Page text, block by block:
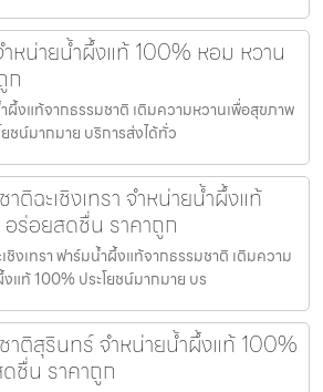
หน่ายน้ำผึ้งแท้ 100% หอม หวาน
ก
ผึ้งแท้จากธรรมชาติ เติมความหวานเพื่อสุขภาพ
ชน์มากมาย บริการส่งได้ทั่ว
ติฉะเชิงเทรา จำหน่ายน้ำผึ้งแท้
ร่อยสดชื่น ราคาถูก
ชิงเทรา ฟาร์มน้ำผึ้งแท้จากธรรมชาติ เติมความ
แท้ 100% ประโยชน์มากมาย บร
าติสุรินทร์ จำหน่ายน้ำผึ้งแท้ 100%
ชื่น ราคาถูก